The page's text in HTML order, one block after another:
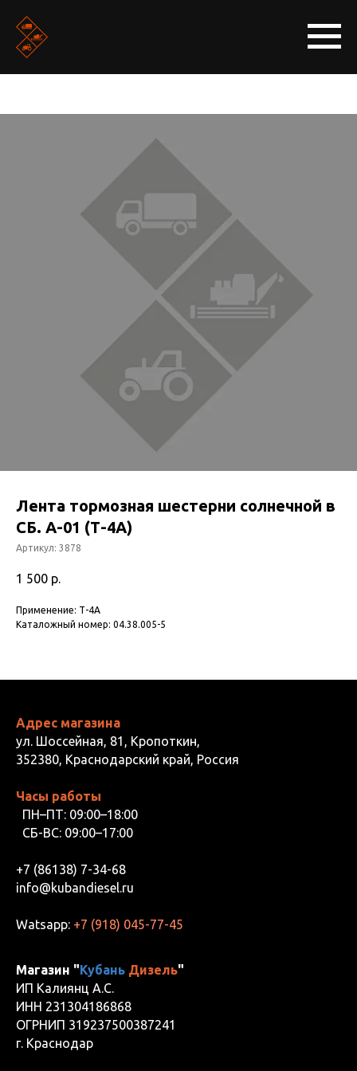
Лента тормозная шестерни солнечной в
СБ. А-01 (Т-4А)
Артикул: 3878
1 500 р.
Применение: Т-4А
Каталожный номер: 04.38.005-5
Адрес магазина
ул. Шоссейная, 81, Кропоткин,
352380, Краснодарский край, Россия
Часы работы
ПН–ПТ: 09:00–18:00
СБ-ВС: 09:00–17:00
+7 (86138) 7-34-68
info@kubandiesel.ru
Watsapp: +7 (918) 045-77-45
Магазин "Кубань Дизель"
ИП Калиянц А.С.
ИНН 231304186868
ОГРНИП 319237500387241
г. Краснодар